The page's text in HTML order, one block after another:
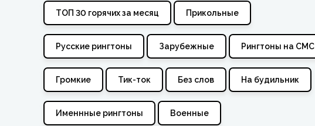
ТОП 30 горячих за месяц Прикольные
Русские рингтоны Зарубежные Рингтоны на СМС
Громкие Тик-ток Без слов На будильник
Именнные рингтоны Военные